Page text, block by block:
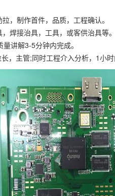
，制作首件，品质，工程确认。
焊接治具，工具，或客供治具等。
讲解3-5分钟内完成。
，主管;同时工程介入分析，1小